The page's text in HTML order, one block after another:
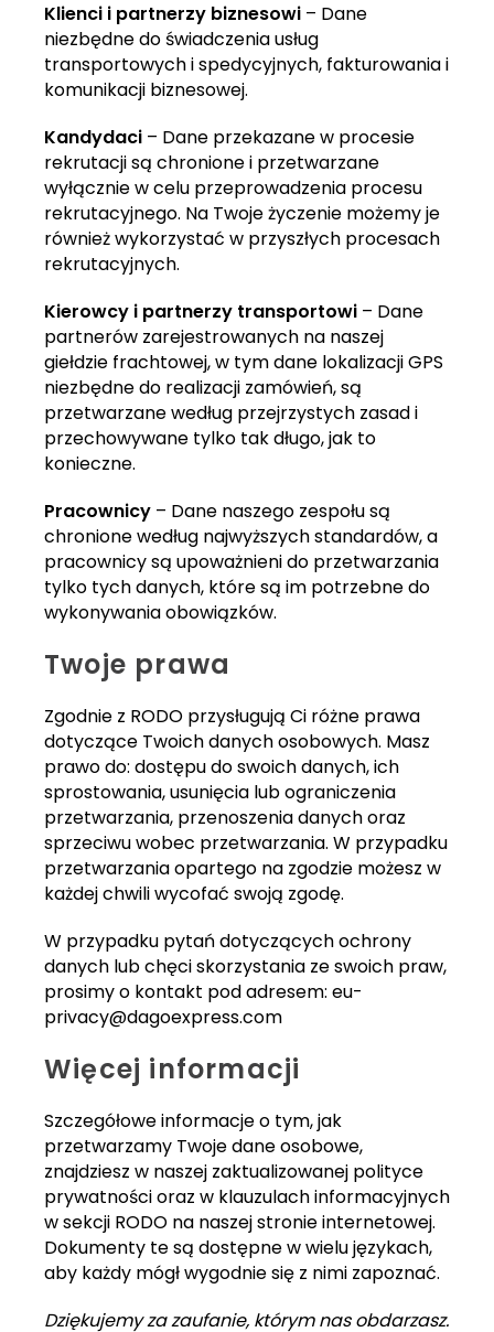
Klienci i partnerzy biznesowi – Dane
niezbędne do świadczenia usług
transportowych i spedycyjnych, fakturowania i
komunikacji biznesowej.
Kandydaci – Dane przekazane w procesie
rekrutacji są chronione i przetwarzane
wyłącznie w celu przeprowadzenia procesu
rekrutacyjnego. Na Twoje życzenie możemy je
również wykorzystać w przyszłych procesach
rekrutacyjnych.
Kierowcy i partnerzy transportowi – Dane
partnerów zarejestrowanych na naszej
giełdzie frachtowej, w tym dane lokalizacji GPS
niezbędne do realizacji zamówień, są
przetwarzane według przejrzystych zasad i
przechowywane tylko tak długo, jak to
konieczne.
Pracownicy – Dane naszego zespołu są
chronione według najwyższych standardów, a
pracownicy są upoważnieni do przetwarzania
tylko tych danych, które są im potrzebne do
wykonywania obowiązków.
Twoje prawa
Zgodnie z RODO przysługują Ci różne prawa
dotyczące Twoich danych osobowych. Masz
prawo do: dostępu do swoich danych, ich
sprostowania, usunięcia lub ograniczenia
przetwarzania, przenoszenia danych oraz
sprzeciwu wobec przetwarzania. W przypadku
przetwarzania opartego na zgodzie możesz w
każdej chwili wycofać swoją zgodę.
W przypadku pytań dotyczących ochrony
danych lub chęci skorzystania ze swoich praw,
prosimy o kontakt pod adresem: eu-
privacy@dagoexpress.com
Więcej informacji
Szczegółowe informacje o tym, jak
przetwarzamy Twoje dane osobowe,
znajdziesz w naszej zaktualizowanej polityce
prywatności oraz w klauzulach informacyjnych
w sekcji RODO na naszej stronie internetowej.
Dokumenty te są dostępne w wielu językach,
aby każdy mógł wygodnie się z nimi zapoznać.
Dziękujemy za zaufanie, którym nas obdarzasz.